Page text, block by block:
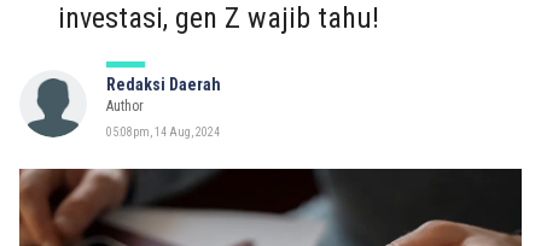
investasi, gen Z wajib tahu!
Redaksi Daerah
Author
05:08pm, 14 Aug, 2024